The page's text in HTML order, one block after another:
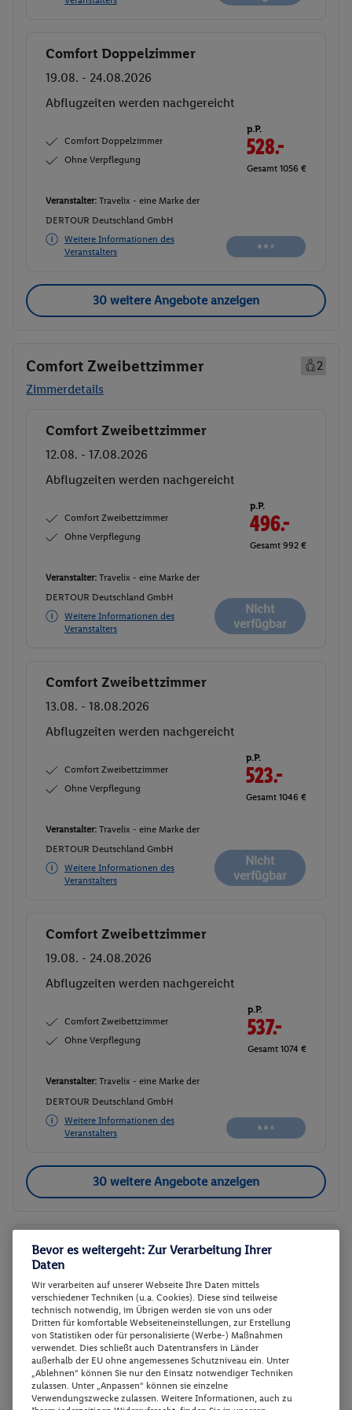
Buchen
Comfort Doppelzimmer
19.08. - 24.08.2026
Abflugzeiten werden nachgereicht
Comfort Doppelzimmer
Ohne Verpflegung
p.P.
528.-
Gesamt 1056 €
Veranstalter: Travelix - eine Marke der
DERTOUR Deutschland GmbH
Weitere Informationen des
Veranstalters
30 weitere Angebote anzeigen
Comfort Zweibettzimmer
2
Zimmerdetails
Buchen
Comfort Zweibettzimmer
12.08. - 17.08.2026
Abflugzeiten werden nachgereicht
Comfort Zweibettzimmer
Ohne Verpflegung
p.P.
496.-
Gesamt 992 €
Veranstalter: Travelix - eine Marke der
DERTOUR Deutschland GmbH
Weitere Informationen des
Veranstalters
Nicht
verfügbar
Buchen
Comfort Zweibettzimmer
13.08. - 18.08.2026
Abflugzeiten werden nachgereicht
Comfort Zweibettzimmer
Ohne Verpflegung
p.P.
523.-
Gesamt 1046 €
Veranstalter: Travelix - eine Marke der
DERTOUR Deutschland GmbH
Weitere Informationen des
Veranstalters
Nicht
verfügbar
Buchen
Comfort Zweibettzimmer
19.08. - 24.08.2026
Abflugzeiten werden nachgereicht
Comfort Zweibettzimmer
Ohne Verpflegung
p.P.
537.-
Gesamt 1074 €
Veranstalter: Travelix - eine Marke der
DERTOUR Deutschland GmbH
Weitere Informationen des
Veranstalters
30 weitere Angebote anzeigen
Superior Doppelzimmer
Zimmerdetails
Buchen
Superior Doppelzimmer
12.08. - 17.08.2026
Abflugzeiten werden nachgereicht
Superior Doppelzimmer
513.-
Bevor es weitergeht: Zur Verarbeitung Ihrer
Daten
Wir verarbeiten auf unserer Webseite Ihre Daten mittels
verschiedener Techniken (u.a. Cookies). Diese sind teilweise
technisch notwendig, im Übrigen werden sie von uns oder
Dritten für komfortable Webseiteneinstellungen, zur Erstellung
von Statistiken oder für personalisierte (Werbe-) Maßnahmen
verwendet. Dies schließt auch Datentransfers in Länder
außerhalb der EU ohne angemessenes Schutzniveau ein. Unter
„Ablehnen“ können Sie nur den Einsatz notwendiger Techniken
zulassen. Unter „Anpassen“ können sie einzelne
Verwendungszwecke zulassen. Weitere Informationen, auch zu